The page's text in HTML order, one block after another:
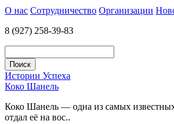
О нас Сотрудничество Организации
8 (927) 258-39-83
Истории Успеха
Коко Шанель
Коко Шанель — одна из самых известных
отдал её на вос..